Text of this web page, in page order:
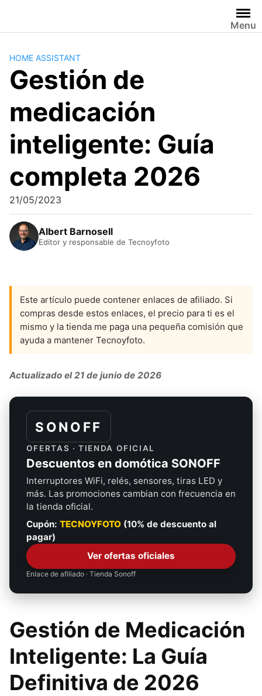
contenido
Menu
HOME ASSISTANT
Gestión de
medicación
inteligente: Guía
completa 2026
21/05/2023
Albert Barnosell
Editor y responsable de Tecnoyfoto
Este artículo puede contener enlaces de afiliado. Si
compras desde estos enlaces, el precio para ti es el
mismo y la tienda me paga una pequeña comisión que
ayuda a mantener Tecnoyfoto.
Actualizado el 21 de junio de 2026
SONOFF
OFERTAS · TIENDA OFICIAL
Descuentos en domótica SONOFF
Interruptores WiFi, relés, sensores, tiras LED y
más. Las promociones cambian con frecuencia en
la tienda oficial.
Cupón: TECNOYFOTO(10% de descuento al
pagar)
Ver ofertas oficiales
Enlace de afiliado · Tienda Sonoff
Gestión de Medicación
Inteligente: La Guía
Definitiva de 2026